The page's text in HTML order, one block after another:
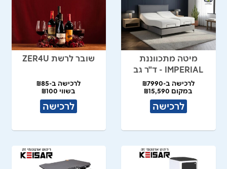
מיטה מתכווננת
IMPERIAL - ד"ר גב
לרכישה ב-₪7990
במקום ₪15,590
לרכישה
שובר לרשת ZER4U
לרכישה ב-₪85
בשווי ₪100
לרכישה